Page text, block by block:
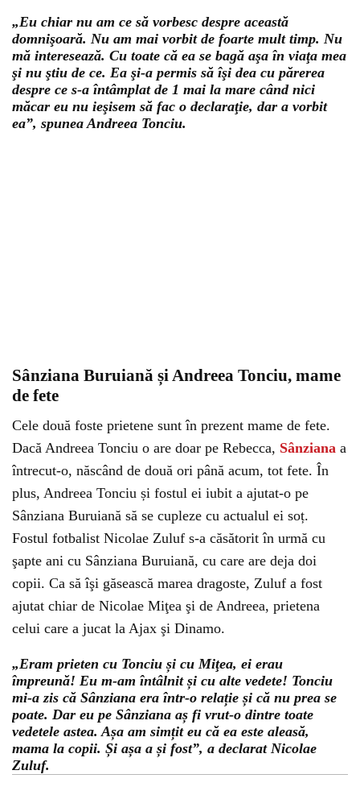
„Eu chiar nu am ce să vorbesc despre această
domnişoară. Nu am mai vorbit de foarte mult timp. Nu
mă interesează. Cu toate că ea se bagă aşa în viaţa mea
şi nu ştiu de ce. Ea şi-a permis să îşi dea cu părerea
despre ce s-a întâmplat de 1 mai la mare când nici
măcar eu nu ieşisem să fac o declaraţie, dar a vorbit
ea”, spunea Andreea Tonciu.
Sânziana Buruiană și Andreea Tonciu, mame
de fete
Cele două foste prietene sunt în prezent mame de fete.
Dacă Andreea Tonciu o are doar pe Rebecca, Sânziana a
întrecut-o, născând de două ori până acum, tot fete. În
plus, Andreea Tonciu și fostul ei iubit a ajutat-o pe
Sânziana Buruiană să se cupleze cu actualul ei soț.
Fostul fotbalist Nicolae Zuluf s-a căsătorit în urmă cu
şapte ani cu Sânziana Buruiană, cu care are deja doi
copii. Ca să îşi găsească marea dragoste, Zuluf a fost
ajutat chiar de Nicolae Miţea şi de Andreea, prietena
celui care a jucat la Ajax şi Dinamo.
„Eram prieten cu Tonciu și cu Miţea, ei erau
împreună! Eu m-am întâlnit și cu alte vedete! Tonciu
mi-a zis că Sânziana era într-o relație și că nu prea se
poate. Dar eu pe Sânziana aș fi vrut-o dintre toate
vedetele astea. Așa am simțit eu că ea este aleasă,
mama la copii. Și așa a și fost”, a declarat Nicolae
Zuluf.